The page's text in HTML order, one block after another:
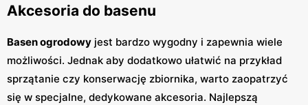
Akcesoria do basenu
Basen ogrodowy jest bardzo wygodny i zapewnia wiele
możliwości. Jednak aby dodatkowo ułatwić na przykład
sprzątanie czy konserwację zbiornika, warto zaopatrzyć
się w specjalne, dedykowane akcesoria. Najlepszą